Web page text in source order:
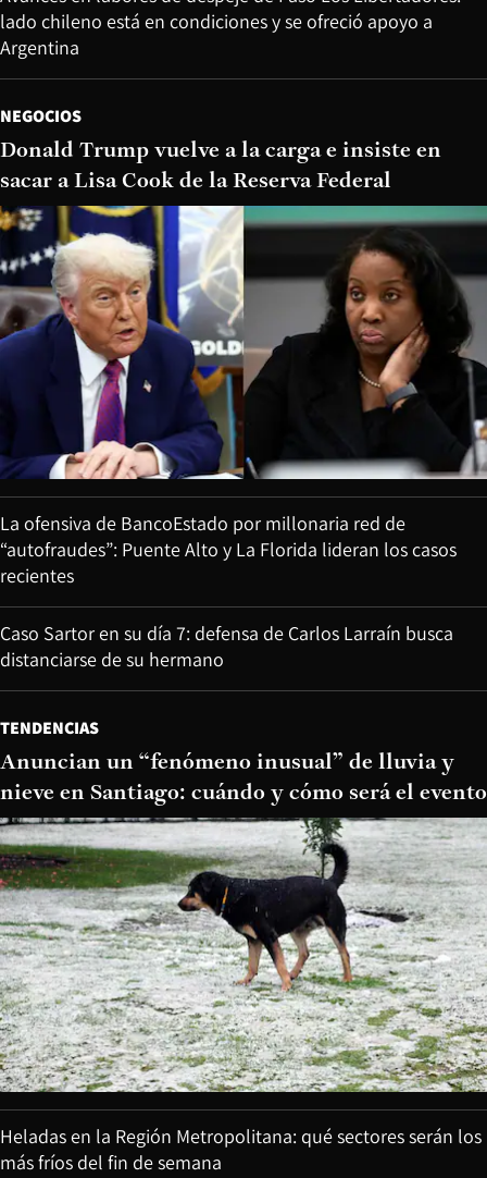
lado chileno está en condiciones y se ofreció apoyo a
Argentina
NEGOCIOS
Donald Trump vuelve a la carga e insiste en
sacar a Lisa Cook de la Reserva Federal
La ofensiva de BancoEstado por millonaria red de
“autofraudes”: Puente Alto y La Florida lideran los casos
recientes
Caso Sartor en su día 7: defensa de Carlos Larraín busca
distanciarse de su hermano
TENDENCIAS
Anuncian un “fenómeno inusual” de lluvia y
nieve en Santiago: cuándo y cómo será el evento
Heladas en la Región Metropolitana: qué sectores serán los
más fríos del fin de semana